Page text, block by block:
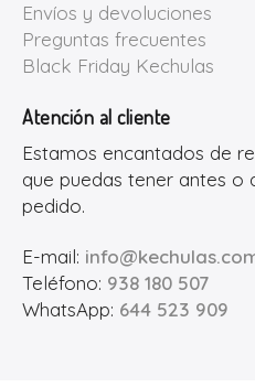
Envíos y devoluciones
Preguntas frecuentes
Black Friday Kechulas
Atención al cliente
Estamos encantados de
que puedas tener antes o
pedido.
E-mail:
Teléfono: 938 180 507
WhatsApp: 644 523 909